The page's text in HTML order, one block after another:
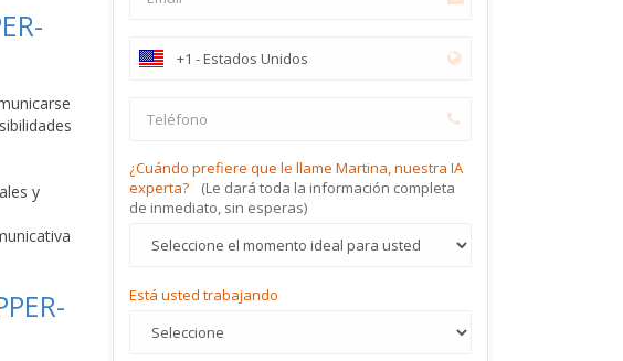
y
¿Cuándo prefiere que le llame Martina, nuestra IA
experta?
(Le dará toda la información completa
de inmediato, sin esperas)
Está usted trabajando